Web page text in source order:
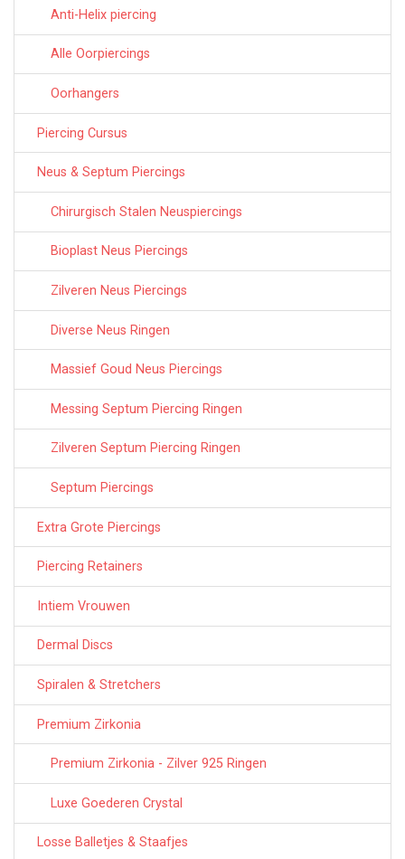
Anti-Helix piercing
Alle Oorpiercings
Oorhangers
Piercing Cursus
Neus & Septum Piercings
Chirurgisch Stalen Neuspiercings
Bioplast Neus Piercings
Zilveren Neus Piercings
Diverse Neus Ringen
Massief Goud Neus Piercings
Messing Septum Piercing Ringen
Zilveren Septum Piercing Ringen
Septum Piercings
Extra Grote Piercings
Piercing Retainers
Intiem Vrouwen
Dermal Discs
Spiralen & Stretchers
Premium Zirkonia
Premium Zirkonia - Zilver 925 Ringen
Luxe Goederen Crystal
Losse Balletjes & Staafjes